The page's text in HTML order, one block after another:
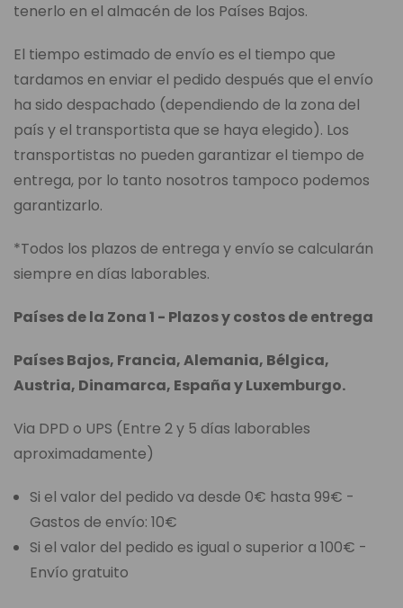
tenerlo en el almacén de los Países Bajos.
El tiempo estimado de envío es el tiempo que
tardamos en enviar el pedido después que el envío
ha sido despachado (dependiendo de la zona del
país y el transportista que se haya elegido). Los
transportistas no pueden garantizar el tiempo de
entrega, por lo tanto nosotros tampoco podemos
garantizarlo.
*Todos los plazos de entrega y envío se calcularán
siempre en días laborables.
Países de la Zona 1 - Plazos y costos de entrega
Países Bajos, Francia, Alemania, Bélgica,
Austria, Dinamarca, España y Luxemburgo.
Via DPD o UPS (Entre 2 y 5 días laborables
aproximadamente)
Si el valor del pedido va desde 0€ hasta 99€ -
Gastos de envío: 10€
Si el valor del pedido es igual o superior a 100€ -
Envío gratuito